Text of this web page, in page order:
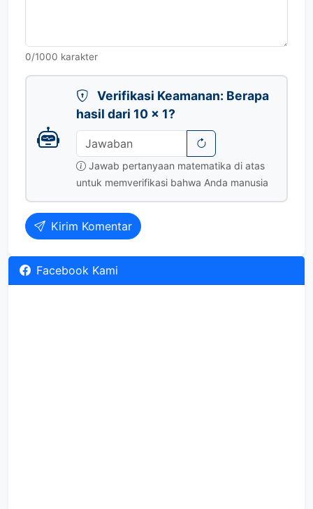
0/1000 karakter
Verifikasi Keamanan: Berapa
hasil dari 10 × 1?
Jawab pertanyaan matematika di atas
untuk memverifikasi bahwa Anda manusia
Kirim Komentar
Facebook Kami